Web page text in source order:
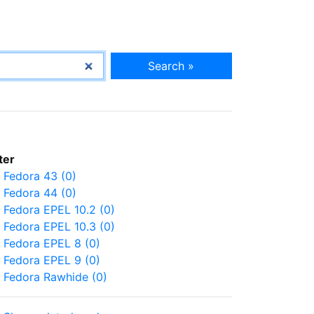
Search »
Fedora 43 (0)
Fedora 44 (0)
Fedora EPEL 10.2 (0)
Fedora EPEL 10.3 (0)
Fedora EPEL 8 (0)
Fedora EPEL 9 (0)
Fedora Rawhide (0)